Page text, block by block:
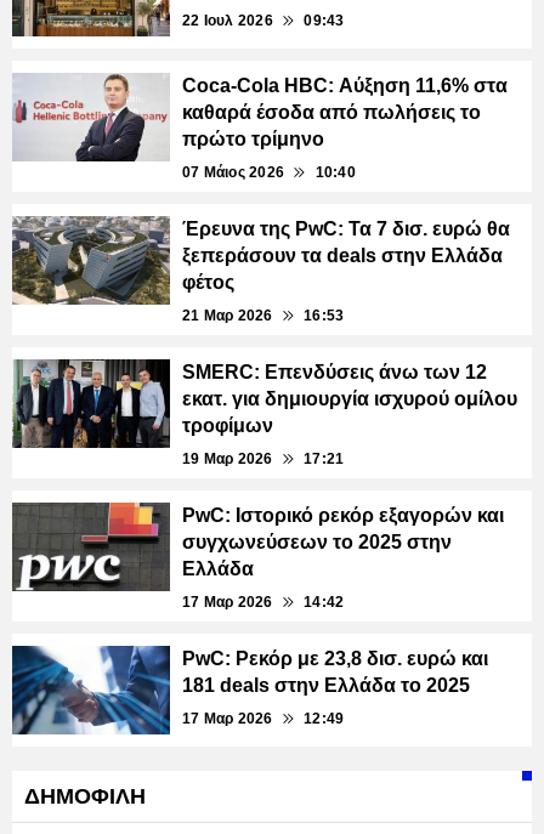
22 Ιουλ 2026 09:43
Coca-Cola HBC: Αύξηση 11,6% στα
καθαρά έσοδα από πωλήσεις το
πρώτο τρίμηνο
07 Μάιος 2026 10:40
Έρευνα της PwC: Τα 7 δισ. ευρώ θα
ξεπεράσουν τα deals στην Ελλάδα
φέτος
21 Μαρ 2026 16:53
SMERC: Επενδύσεις άνω των 12
εκατ. για δημιουργία ισχυρού ομίλου
τροφίμων
19 Μαρ 2026 17:21
PwC: Ιστορικό ρεκόρ εξαγορών και
συγχωνεύσεων το 2025 στην
Ελλάδα
17 Μαρ 2026 14:42
PwC: Ρεκόρ με 23,8 δισ. ευρώ και
181 deals στην Ελλάδα το 2025
17 Μαρ 2026 12:49
ΔΗΜΟΦΙΛΗ